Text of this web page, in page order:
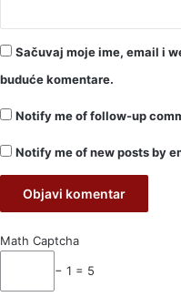
Sačuvaj moje ime, email i
buduće komentare.
Notify me of follow-up
Notify me of new posts by
Math Captcha
− 1 = 5